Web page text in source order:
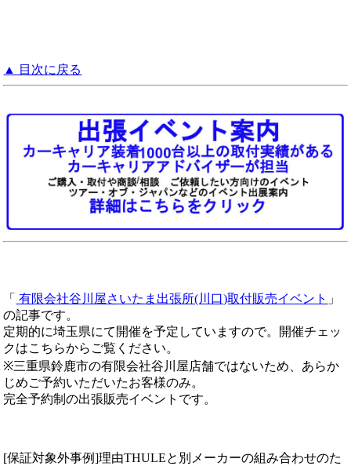
▲ 目次に戻る
「 有限会社谷川屋さいたま出張所(川口)取付販売イベント 」
の記事です。
定期的に埼玉県にて開催を予定していますので。開催チェッ
クはこちらからご覧ください。
※三重県鈴鹿市の有限会社谷川屋店舗ではないため、あらか
じめご予約いただいたお客様のみ。
完全予約制の出張販売イベントです。
[保証対象外事例]理由THULEと別メーカーの組み合わせのた